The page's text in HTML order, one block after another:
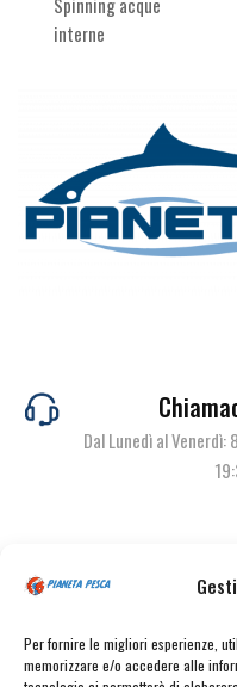
Per fornire le migliori esperienze,
memorizzare e/o accedere alle
interne
Dal Lunedì al